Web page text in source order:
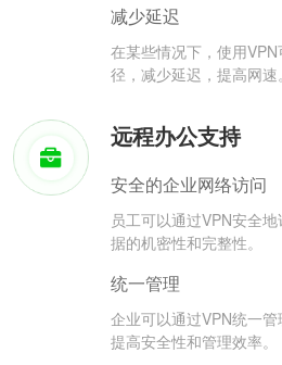
减少延迟
在某些情况下，使用
径，减少延迟，提高网速。
远程办公支持
安全的企业网络访问
员工可以通过VPN安全
据的机密性和完整性。
统一管理
企业可以通过VPN统一
提高安全性和管理效率。